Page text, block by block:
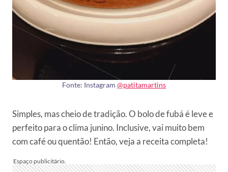
Fonte: Instagram @patitamartins
Simples, mas cheio de tradição. O bolo de fubá é leve e
perfeito para o clima junino. Inclusive, vai muito bem
com café ou quentão! Então, veja a receita completa!